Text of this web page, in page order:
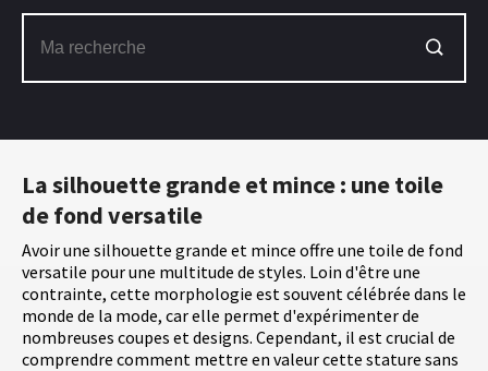
La silhouette grande et mince : une toile
de fond versatile
Avoir une silhouette grande et mince offre une toile de fond
versatile pour une multitude de styles. Loin d'être une
contrainte, cette morphologie est souvent célébrée dans le
monde de la mode, car elle permet d'expérimenter de
nombreuses coupes et designs. Cependant, il est crucial de
comprendre comment mettre en valeur cette stature sans